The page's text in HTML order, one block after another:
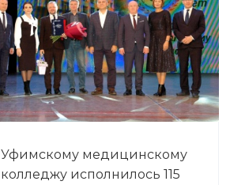
Уфимскому медицинскому
колледжу исполнилось 115